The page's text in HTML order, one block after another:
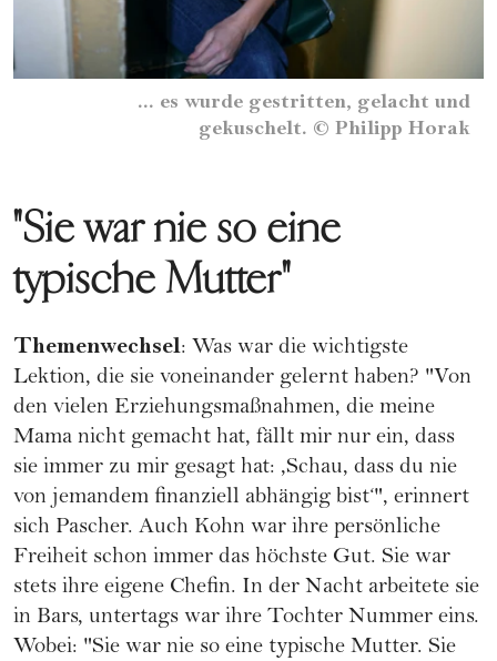
... es wurde gestritten, gelacht und
gekuschelt. © Philipp Horak
"Sie war nie so eine
typische Mutter"
Themenwechsel: Was war die wichtigste
Lektion, die sie voneinander gelernt haben? "Von
den vielen Erziehungsmaßnahmen, die meine
Mama nicht gemacht hat, fällt mir nur ein, dass
sie immer zu mir gesagt hat: ,Schau, dass du nie
von jemandem finanziell abhängig bist‘", erinnert
sich Pascher. Auch Kohn war ihre persönliche
Freiheit schon immer das höchste Gut. Sie war
stets ihre eigene Chefin. In der Nacht arbeitete sie
in Bars, untertags war ihre Tochter Nummer eins.
Wobei: "Sie war nie so eine typische Mutter. Sie